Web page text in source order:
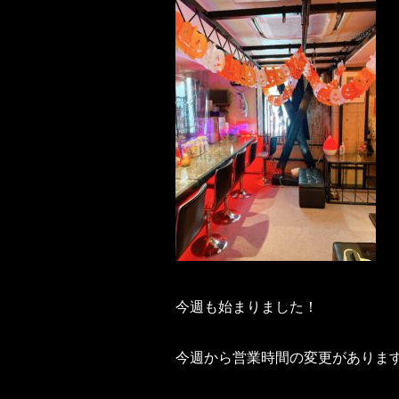
今週も始まりました！
今週から営業時間の変更がありま